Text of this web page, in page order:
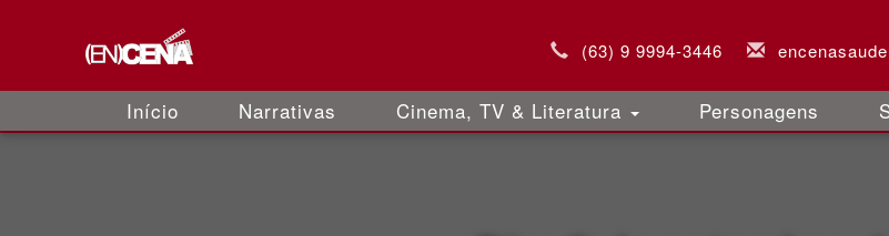
(63) 9 9994-3446
Início Narrativas Cinema, TV & Literatura Personagens